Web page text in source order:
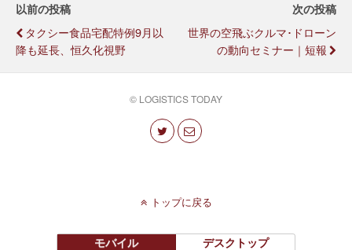
以前の投稿
タクシー食品宅配特例9月以
降も延長、恒久化視野
次の投稿
世界の空飛ぶクルマ･ドローン
の動向セミナー｜短報
© LOGISTICS TODAY
トップに戻る
モバイル デスクトップ